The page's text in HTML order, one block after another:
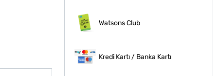
Watsons Club
Kredi Kartı / Banka Kartı